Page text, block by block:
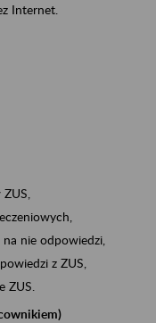
Internet.
nie odpowiedzi,
z ZUS,
ZUS.